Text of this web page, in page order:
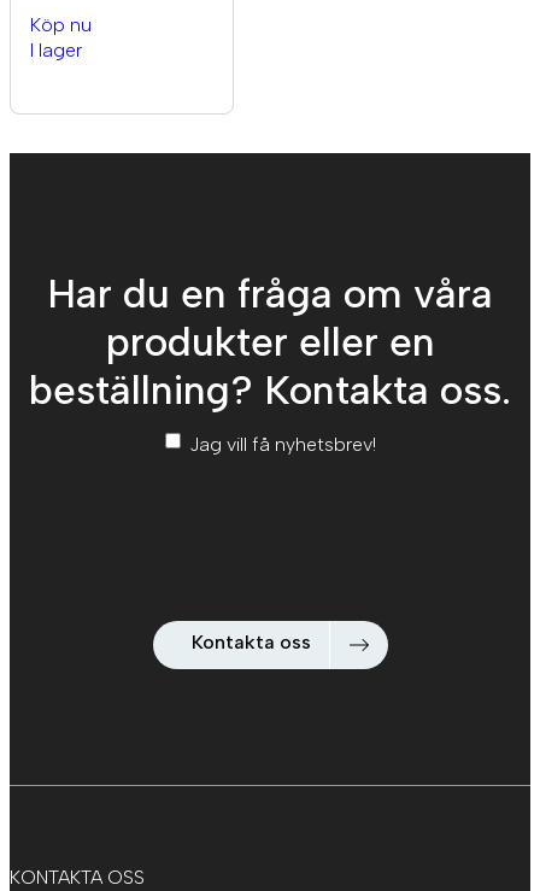
Köp nu
I lager
Har du en fråga om våra
produkter eller en
beställning? Kontakta oss.
Nyhetsbrev*
Jag vill få nyhetsbrev!
Kontakta oss
KONTAKTA OSS